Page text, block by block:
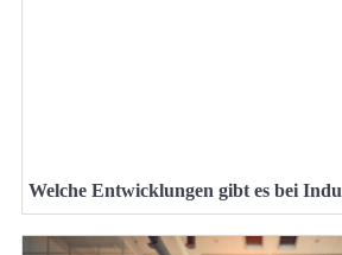
Welche Entwicklungen gibt es bei